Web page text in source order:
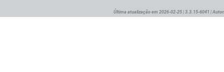
Última atualização em 2026-02-25 | 3.3.15-6041 |